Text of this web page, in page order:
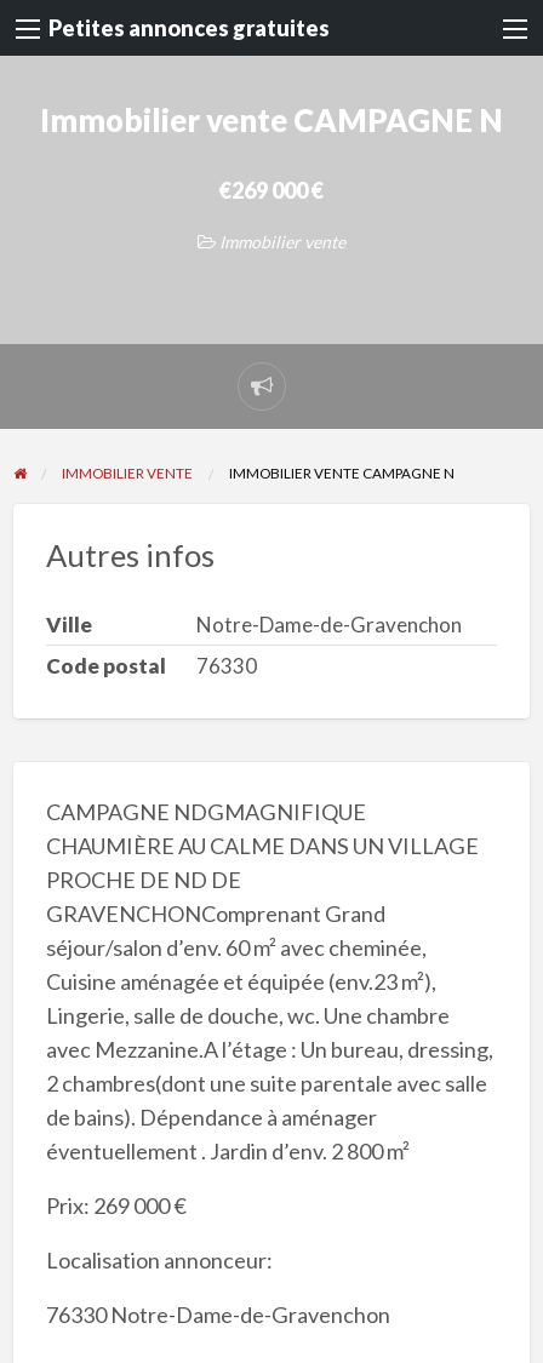
Petites annonces gratuites
Immobilier vente CAMPAGNE N
€269 000 €
Immobilier vente
Signaler
un
problème
IMMOBILIER VENTE IMMOBILIER VENTE CAMPAGNE N
Autres infos
Ville
Notre-Dame-de-Gravenchon
Code postal
76330
CAMPAGNE NDGMAGNIFIQUE
CHAUMIÈRE AU CALME DANS UN VILLAGE
PROCHE DE ND DE
GRAVENCHONComprenant Grand
séjour/salon d’env. 60 m² avec cheminée,
Cuisine aménagée et équipée (env.23 m²),
Lingerie, salle de douche, wc. Une chambre
avec Mezzanine.A l’étage : Un bureau, dressing,
2 chambres(dont une suite parentale avec salle
de bains). Dépendance à aménager
éventuellement . Jardin d’env. 2 800 m²
Prix: 269 000 €
Localisation annonceur:
76330 Notre-Dame-de-Gravenchon